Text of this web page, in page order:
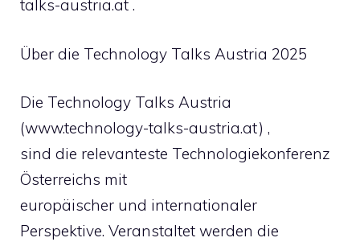
talks-austria.at .
Über die Technology Talks Austria 2025
Die Technology Talks Austria
(www.technology-talks-austria.at) ,
sind die relevanteste Technologiekonferenz
Österreichs mit
europäischer und internationaler
Perspektive. Veranstaltet werden die